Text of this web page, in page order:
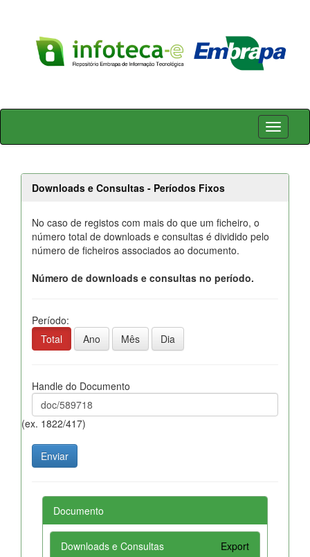
Skip
Downloads e Consultas - Períodos Fixos
No caso de registos com mais do que um ficheiro, o
número total de downloads e consultas é dividido pelo
número de ficheiros associados ao documento.
Número de downloads e consultas no período.
Período:
Total
Ano Mês Dia
Handle do Documento
(ex. 1822/417)
Documento
Downloads e Consultas Export